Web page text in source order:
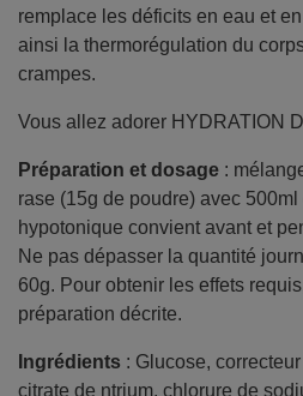
remplace les déficits en eau et
ainsi la thermorégulation du
crampes.
Vous allez adorer HYDRATION
Préparation et dosage :
rase (15g de poudre) avec
hypotonique convient avant et
Ne pas dépasser la quantité
60g. Pour obtenir les effets
préparation décrite.
Ingrédients : Glucose,
citrate de ntrium, chlorure de